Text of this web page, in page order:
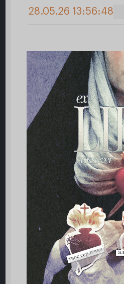
28.05.26 13:56:48